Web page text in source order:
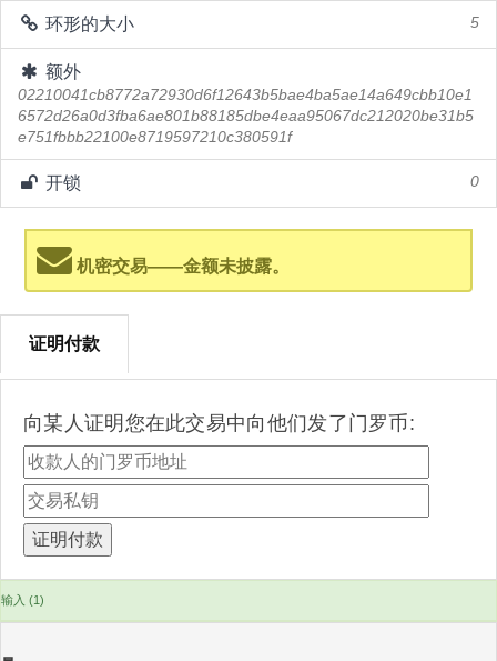
环形的大小 5
额外
02210041cb8772a72930d6f12643b5bae4ba5ae14a649cbb10e1
6572d26a0d3fba6ae801b88185dbe4eaa95067dc212020be31b5
e751fbbb22100e8719597210c380591f
开锁 0
机密交易——金额未披露。
证明付款
向某人证明您在此交易中向他们发了门罗币:
输入 (1)